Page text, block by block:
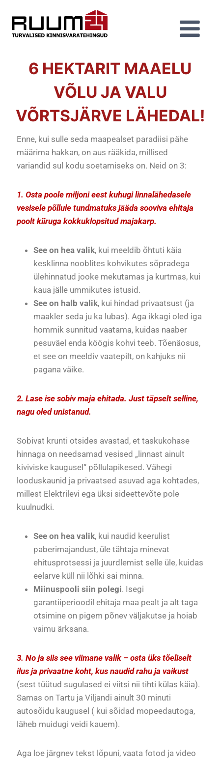
6 HEKTARIT MAAELU
VÕLU JA VALU
VÕRTSJÄRVE LÄHEDAL!
Enne, kui sulle seda maapealset paradiisi pähe
määrima hakkan, on aus rääkida, millised
variandid sul kodu soetamiseks on. Neid on 3:
1. Osta poole miljoni eest kuhugi linnalähedasele
vesisele põllule tundmatuks jääda sooviva ehitaja
poolt kiiruga kokkuklopsitud majakarp.
See on hea valik, kui meeldib õhtuti käia
kesklinna nooblites kohvikutes sõpradega
ülehinnatud jooke mekutamas ja kurtmas, kui
kaua jälle ummikutes istusid.
See on halb valik, kui hindad privaatsust (ja
maakler seda ju ka lubas). Aga ikkagi oled iga
hommik sunnitud vaatama, kuidas naaber
pesuväel enda köögis kohvi teeb. Tõenäosus,
et see on meeldiv vaatepilt, on kahjuks nii
pagana väike.
2. Lase ise sobiv maja ehitada. Just täpselt selline,
nagu oled unistanud.
Sobivat krunti otsides avastad, et taskukohase
hinnaga on needsamad vesised „linnast ainult
kiviviske kaugusel“ põllulapikesed. Vähegi
looduskaunid ja privaatsed asuvad aga kohtades,
millest Elektrilevi ega üksi sideettevõte pole
kuulnudki.
See on hea valik, kui naudid keerulist
paberimajandust, üle tähtaja minevat
ehitusprotsessi ja juurdlemist selle üle, kuidas
eelarve küll nii lõhki sai minna.
Miinuspooli siin polegi. Isegi
garantiiperioodil ehitaja maa pealt ja alt taga
otsimine on pigem põnev väljakutse ja hoiab
vaimu ärksana.
3. No ja siis see viimane valik – osta üks tõeliselt
ilus ja privaatne koht, kus naudid rahu ja vaikust
(sest tüütud sugulased ei viitsi nii tihti külas käia).
Samas on Tartu ja Viljandi ainult 30 minuti
autosõidu kaugusel ( kui sõidad mopeedautoga,
läheb muidugi veidi kauem).
Aga loe järgnev tekst lõpuni, vaata fotod ja video